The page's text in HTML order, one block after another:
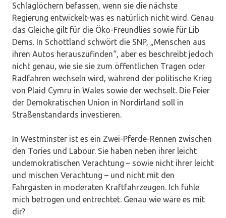
Schlaglöchern befassen, wenn sie die nächste
Regierung entwickelt-was es natürlich nicht wird. Genau
das Gleiche gilt für die Öko-Freundlies sowie für Lib
Dems. In Schottland schwört die SNP, „Menschen aus
ihren Autos herauszufinden“, aber es beschreibt jedoch
nicht genau, wie sie sie zum öffentlichen Tragen oder
Radfahren wechseln wird, während der politische Krieg
von Plaid Cymru in Wales sowie der wechselt. Die Feier
der Demokratischen Union in Nordirland soll in
Straßenstandards investieren.
In Westminster ist es ein Zwei-Pferde-Rennen zwischen
den Tories und Labour. Sie haben neben ihrer leicht
undemokratischen Verachtung – sowie nicht ihrer leicht
und mischen Verachtung – und nicht mit den
Fahrgästen in moderaten Kraftfahrzeugen. Ich fühle
mich betrogen und entrechtet. Genau wie wäre es mit
dir?